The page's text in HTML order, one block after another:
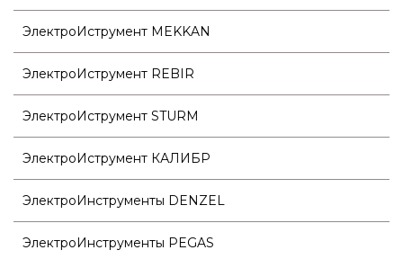
ЭлектроИструмент MEKKAN
ЭлектроИструмент REBIR
ЭлектроИструмент STURM
ЭлектроИструмент КАЛИБР
ЭлектроИнструменты DENZEL
ЭлектроИнструменты PEGAS